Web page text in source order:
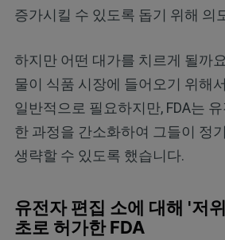
증가시킬 수 있도록 돕기 위해 의
하지만 어떤 대가를 치르게 될까
물이 식품 시장에 들어오기 위해
일반적으로 필요하지만, FDA는
한 과정을 간소화하여 그들이 정
생략할 수 있도록 했습니다.
유전자 편집 소에 대해 '저
초로 허가한 FDA